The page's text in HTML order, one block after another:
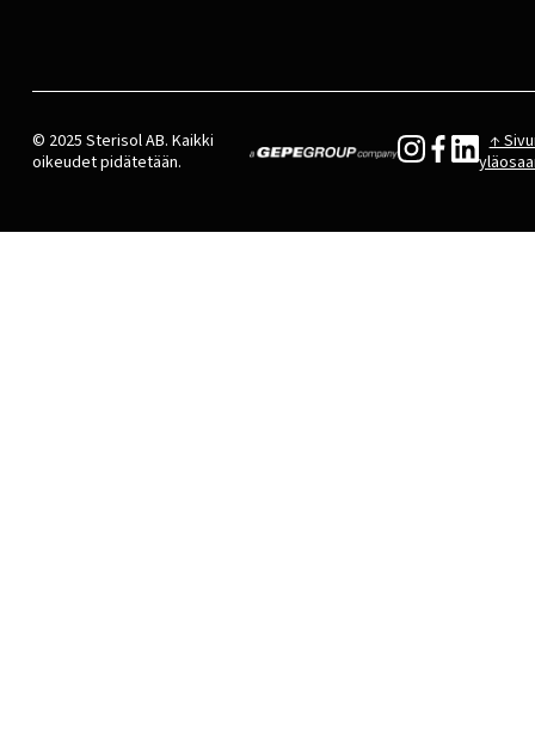
© 2025 Sterisol AB. Kaikki
oikeudet pidätetään.
↑